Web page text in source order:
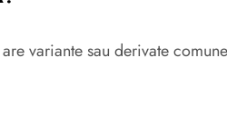
variante sau derivate